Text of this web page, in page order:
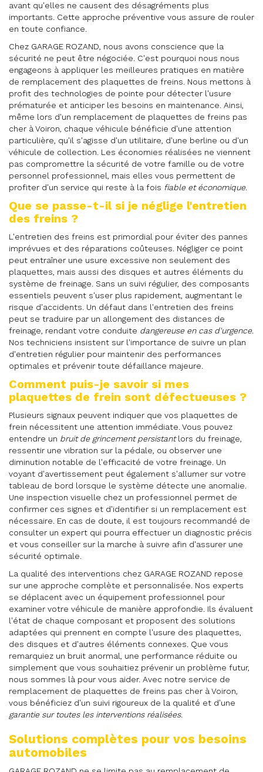
avant qu'elles ne causent des désagréments plus
importants. Cette approche préventive vous assure de rouler
en toute confiance.
Chez GARAGE ROZAND, nous avons conscience que la
sécurité ne peut être négociée. C'est pourquoi nous nous
engageons à appliquer les meilleures pratiques en matière
de remplacement des plaquettes de freins. Nous mettons à
profit des technologies de pointe pour détecter l'usure
prématurée et anticiper les besoins en maintenance. Ainsi,
même lors d'un remplacement de plaquettes de freins pas
cher à Voiron, chaque véhicule bénéficie d'une attention
particulière, qu'il s'agisse d'un utilitaire, d'une berline ou d'un
véhicule de collection. Les économies réalisées ne viennent
pas compromettre la sécurité de votre famille ou de votre
personnel professionnel, mais elles vous permettent de
profiter d'un service qui reste à la fois fiable et économique.
Que se passe-t-il si je néglige l'entretien
des freins ?
L'entretien des freins est primordial pour éviter des pannes
imprévues et des réparations coûteuses. Négliger ce point
peut entraîner une usure excessive non seulement des
plaquettes, mais aussi des disques et autres éléments du
système de freinage. Sans un suivi régulier, des composants
essentiels peuvent s'user plus rapidement, augmentant le
risque d'accidents. Un défaut dans l'entretien des freins
peut se traduire par un allongement des distances de
freinage, rendant votre conduite dangereuse en cas d'urgence.
Nos techniciens insistent sur l'importance de suivre un plan
d'entretien régulier pour maintenir des performances
optimales et prévenir toute défaillance majeure.
Comment puis-je savoir si mes
plaquettes de frein sont défectueuses ?
Plusieurs signaux peuvent indiquer que vos plaquettes de
frein nécessitent une attention immédiate. Vous pouvez
entendre un bruit de grincement persistantlors du freinage,
ressentir une vibration sur la pédale, ou observer une
diminution notable de l'efficacité de votre freinage. Un
voyant d'avertissement peut également s'allumer sur votre
tableau de bord lorsque le système détecte une anomalie.
Une inspection visuelle chez un professionnel permet de
confirmer ces signes et d'identifier si un remplacement est
nécessaire. En cas de doute, il est toujours recommandé de
consulter un expert qui pourra effectuer un diagnostic précis
et vous conseiller sur la marche à suivre afin d'assurer une
sécurité optimale.
La qualité des interventions chez GARAGE ROZAND repose
sur une approche complète et personnalisée. Nos experts
se déplacent avec un équipement professionnel pour
examiner votre véhicule de manière approfondie. Ils évaluent
l'état de chaque composant et proposent des solutions
adaptées qui prennent en compte l'usure des plaquettes,
des disques et d'autres éléments connexes. Que vous
remarquiez un bruit anormal, une performance réduite ou
simplement que vous souhaitiez prévenir un problème futur,
nous sommes là pour vous aider. Avec notre service de
remplacement de plaquettes de freins pas cher à Voiron,
vous bénéficiez d'un suivi rigoureux de la qualité et d'une
garantie sur toutes les interventions réalisées.
Solutions complètes pour vos besoins
automobiles